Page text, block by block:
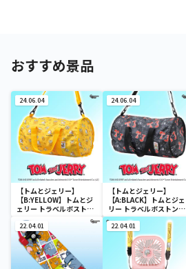
おすすめ景品
24.06.04
【トムとジェリー】
【B:YELLOW】トムとジ
ェリー トラベルボストン
バック
24.06.04
【トムとジェリー】
【A:BLACK】トムとジェ
リー トラベルボストンバ
ック
22.04.01 22.04.01